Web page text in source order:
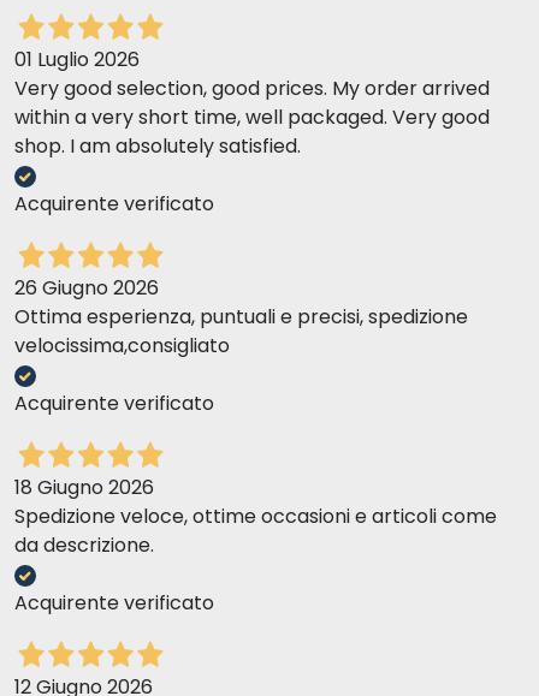
01 Luglio 2026
Very good selection, good prices. My order arrived
within a very short time, well packaged. Very good
shop. I am absolutely satisfied.
Acquirente verificato
26 Giugno 2026
Ottima esperienza, puntuali e precisi, spedizione
velocissima,consigliato
Acquirente verificato
18 Giugno 2026
Spedizione veloce, ottime occasioni e articoli come
da descrizione.
Acquirente verificato
12 Giugno 2026